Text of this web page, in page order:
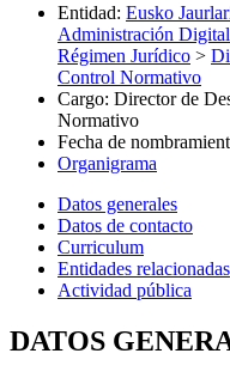
Entidad: Eusko
Administración
Régimen Jurídico >
Control Normativo
Cargo: Director de
Normativo
Fecha de
Organigrama
Datos generales
Datos de contacto
Curriculum
Entidades relacionadas
Actividad pública
DATOS